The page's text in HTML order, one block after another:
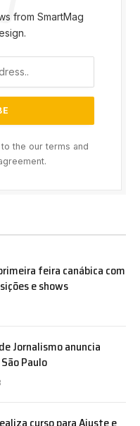
from SmartMag
the our terms and
feira canábica com
e shows
Jornalismo anuncia
Paulo